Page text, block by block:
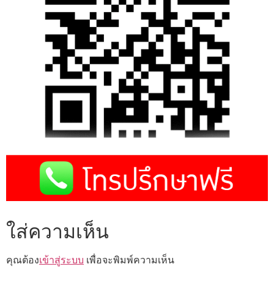
ใส่ความเห็น
คุณต้องเข้าสู่ระบบ เพื่อจะพิมพ์ความเห็น